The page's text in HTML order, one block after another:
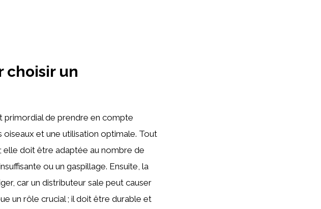
choisir un
primordial de prendre en compte
et une utilisation optimale. Tout
elle doit être adaptée au nombre de
ou un gaspillage. Ensuite, la
car un distributeur sale peut causer
un rôle crucial ; il doit être durable et